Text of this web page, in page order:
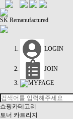
SK Remanufactured
LOGIN
JOIN
MYPAGE
쇼핑카테고리
토너 카트리지